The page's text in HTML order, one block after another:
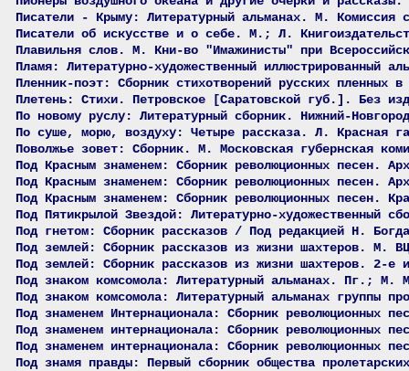
Писатели - Крыму: Литературный альманах. М. Комиссия
Писатели об искусстве и о себе. М.; Л.
Плавильня слов. М. Кни-во "Имажинисты" при
Пламя: Литературно-художественный иллюстрированный
Пленник-поэт: Сборник стихотворений русских
Плетень: Стихи. Петровское [Саратовской губ.]. Без
По новому руслу: Литературный сборник. Нижний-
По суше, морю, воздуху: Четыре рассказа. Л. Красная
Поволжье зовет: Сборник. М. Московская губернская
Под Красным знаменем: Сборник революционных песен.
Под Красным знаменем: Сборник революционных песен.
Под Красным знаменем: Сборник революционных песен.
Под Пятикрылой Звездой: Литературно-художественный
Под гнетом: Сборник рассказов / Под редакцией Н.
Под землей: Сборник рассказов из жизни шахтеров. М.
Под землей: Сборник рассказов из жизни шахтеров. 2-е
Под знаком комсомола: Литературный альманах. Пг.; М.
Под знаком комсомола: Литературный альманах группы
Под знаменем Интернационала: Сборник революционных
Под знаменем интернационала: Сборник революционных
Под знаменем интернационала: Сборник революционных
Под знамя правды: Первый сборник общества